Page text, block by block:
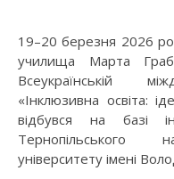
19–20 березня 2026
училища Марта
Всеукраїнській
«Інклюзивна освіта:
відбувся на базі
Тернопільського
університету імені